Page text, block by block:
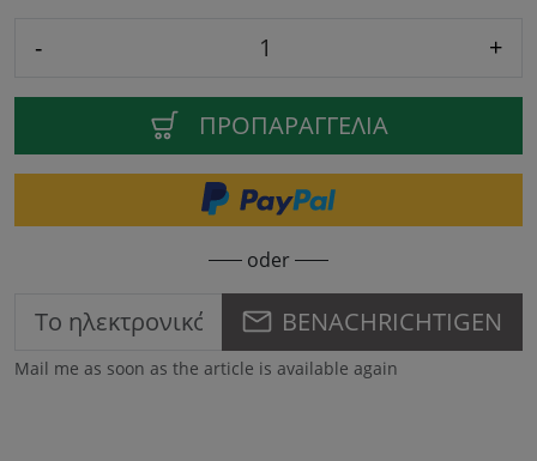
- +
ΠΡΟΠΑΡΑΓΓΕΛΊΑ
oder
BENACHRICHTIGEN
Mail me as soon as the article is available again